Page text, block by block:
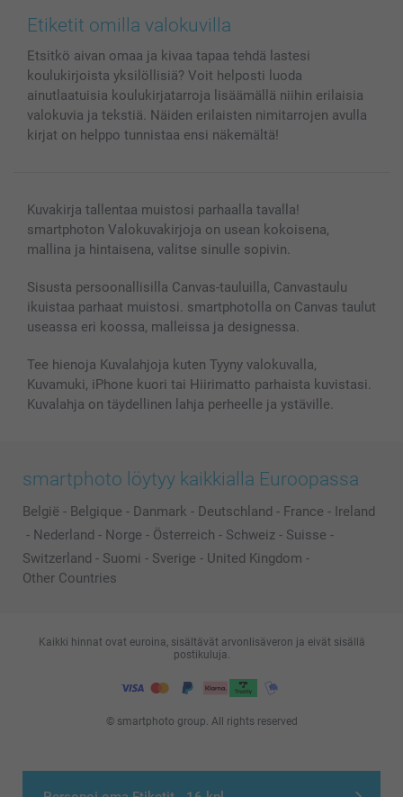
Valokuvat, Julisteet & Taskukirjat
MyNameBook
Kuvakalenterit & Päivyrit
Valokuvakehykset & Lisätarvikkeet
Lahjakortti
Evästekäytäntö
Ehdot/takuut
Investor Relations
100% tyytyväisyystakuu
Hinnat & maksutavat
Tilausten tila
Etiketit omilla valokuvilla
Etsitkö aivan omaa ja kivaa tapaa tehdä lastesi
koulukirjoista yksilöllisiä? Voit helposti luoda
ainutlaatuisia koulukirjatarroja lisäämällä niihin erilaisia
valokuvia ja tekstiä. Näiden erilaisten nimitarrojen avulla
kirjat on helppo tunnistaa ensi näkemältä!
Kuvakirja tallentaa muistosi parhaalla tavalla!
smartphoton Valokuvakirjoja on usean kokoisena,
mallina ja hintaisena, valitse sinulle sopivin.
Sisusta persoonallisilla Canvas-tauluilla, Canvastaulu
ikuistaa parhaat muistosi. smartphotolla on Canvas taulut
useassa eri koossa, malleissa ja designessa.
Tee hienoja Kuvalahjoja kuten Tyyny valokuvalla,
Kuvamuki, iPhone kuori tai Hiirimatto parhaista kuvistasi.
Kuvalahja on täydellinen lahja perheelle ja ystäville.
smartphoto löytyy kaikkialla Euroopassa
België - Belgique - Danmark - Deutschland - France - Ireland
- Nederland - Norge - Österreich - Schweiz - Suisse -
Switzerland - Suomi - Sverige - United Kingdom -
Other Countries
© smartphoto group. All rights reserved
Kaikki hinnat ovat euroina, sisältävät arvonlisäveron ja eivät sisällä
postikuluja.